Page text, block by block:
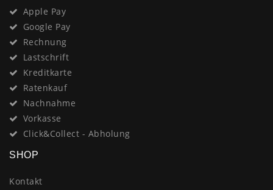
Apple Pay
Google Pay
Rechnung
Lastschrift
Kreditkarte
Ratenkauf
Nachnahme
Vorkasse
Click&Collect - Abholung
SHOP
Kontakt